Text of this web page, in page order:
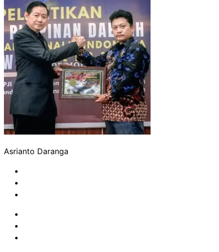
Asrianto Daranga